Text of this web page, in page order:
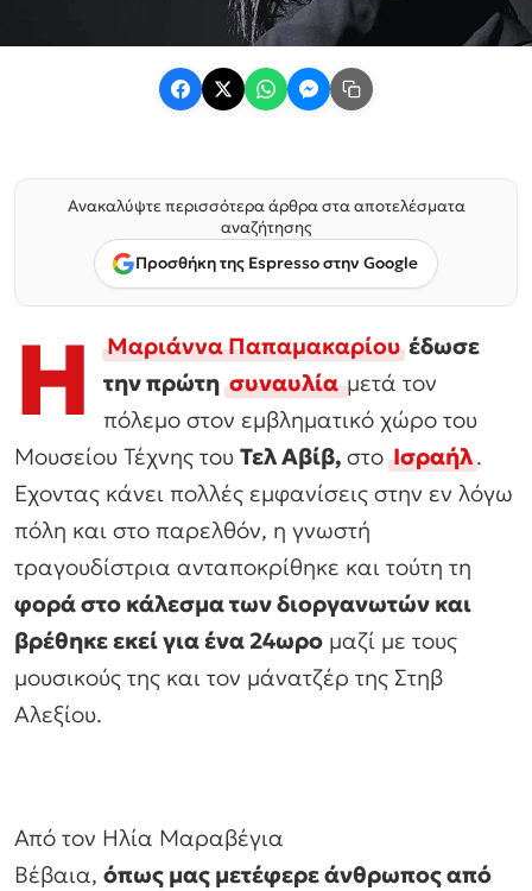
Ανακαλύψτε περισσότερα άρθρα στα αποτελέσματα
αναζήτησης
Προσθήκη της Espresso στην Google
Η Μαριάννα Παπαμακαρίουέδωσε
την πρώτη συναυλία μετά τον
πόλεμο στον εμβληματικό χώρο του
Μουσείου Τέχνης του Τελ Αβίβ, στοΙσραήλ.
Εχοντας κάνει πολλές εμφανίσεις στην εν λόγω
πόλη και στο παρελθόν, η γνωστή
τραγουδίστρια ανταποκρίθηκε και τούτη τη
φορά στο κάλεσμα των διοργανωτών και
βρέθηκε εκεί για ένα 24ωρο μαζί με τους
μουσικούς της και τον μάνατζέρ της Στηβ
Αλεξίου.
Από τον Ηλία Μαραβέγια
Βέβαια, όπως μας μετέφερε άνθρωπος από